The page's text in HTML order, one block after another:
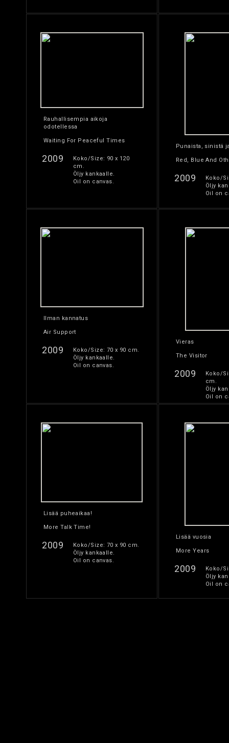
Rauhallisempia aikoja
odotellessa
Waiting For Peaceful Times
2009
Koko/Size: 90 x 120
cm.
Öljy kankaalle.
Oil on canvas.
Punaista, sinistä
Red, Blue And
2009
Koko/
Öljy
Oil on
Ilman kannatus
Air Support
2009
Koko/Size: 70 x 90 cm.
Öljy kankaalle.
Oil on canvas.
Vieras
The Visitor
2009
Koko/
cm.
Öljy
Oil on
Lisää puheaikaa!
More Talk Time!
2009
Koko/Size: 70 x 90 cm.
Öljy kankaalle.
Oil on canvas.
Lisää vuosia
More Years
2009
Koko/
Öljy
Oil on